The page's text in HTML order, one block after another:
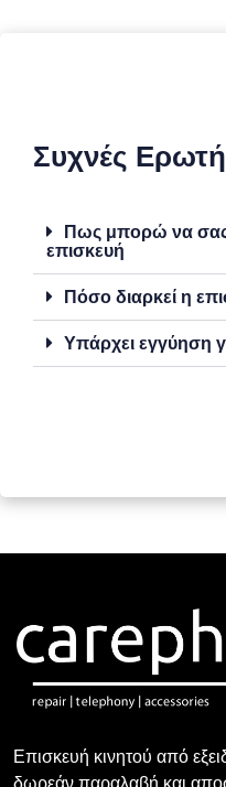
Συχνές
Πως μπορώ να
επισκευή
Πόσο διαρκεί η
Υπάρχει εγγύηση
Επισκευή κινητού από